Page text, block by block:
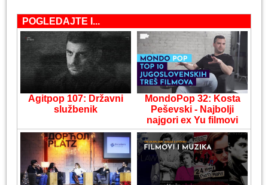
POGLEDAJTE I...
Agitpop 107: Državni
službenik
MondoPop 32: Kosta
Peševski - Najbolji
najgori ex Yu filmovi